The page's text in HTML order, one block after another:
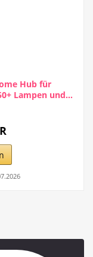
Hub für
Lampen und...